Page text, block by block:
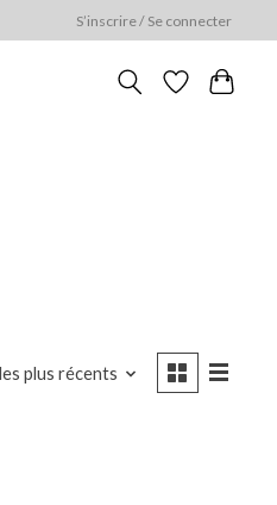
S’inscrire / Se connecter
plus récents